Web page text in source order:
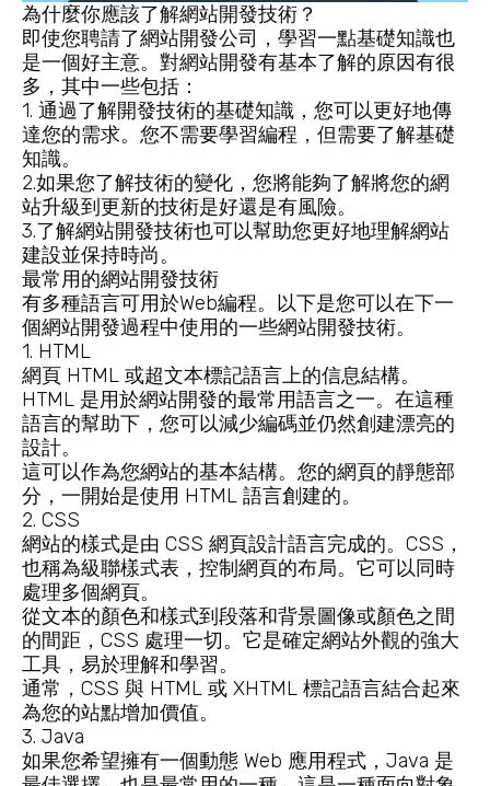
為什麼你應該了解網站開發技術？
即使您聘請了網站開發公司，學習一點基礎知識也
是一個好主意。對網站開發有基本了解的原因有很
多，其中一些包括：
1. 通過了解開發技術的基礎知識，您可以更好地傳
達您的需求。您不需要學習編程，但需要了解基礎
知識。
2.如果您了解技術的變化，您將能夠了解將您的網
站升級到更新的技術是好還是有風險。
3.了解網站開發技術也可以幫助您更好地理解網站
建設並保持時尚。
最常用的網站開發技術
有多種語言可用於Web編程。以下是您可以在下一
個網站開發過程中使用的一些網站開發技術。
1. HTML
網頁 HTML 或超文本標記語言上的信息結構。
HTML 是用於網站開發的最常用語言之一。在這種
語言的幫助下，您可以減少編碼並仍然創建漂亮的
設計。
這可以作為您網站的基本結構。您的網頁的靜態部
分，一開始是使用 HTML 語言創建的。
2. CSS
網站的樣式是由 CSS 網頁設計語言完成的。CSS，
也稱為級聯樣式表，控制網頁的布局。它可以同時
處理多個網頁。
從文本的顏色和樣式到段落和背景圖像或顏色之間
的間距，CSS 處理一切。它是確定網站外觀的強大
工具，易於理解和學習。
通常，CSS 與 HTML 或 XHTML 標記語言結合起來
為您的站點增加價值。
3. Java
如果您希望擁有一個動態 Web 應用程式，Java 是